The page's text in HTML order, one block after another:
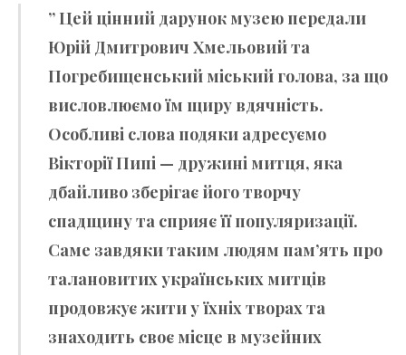
” Цей цінний дарунок музею передали
Юрій Дмитрович Хмельовий та
Погребищенський міський голова, за що
висловлюємо їм щиру вдячність.
Особливі слова подяки адресуємо
Вікторії Пипі — дружині митця, яка
дбайливо зберігає його творчу
спадщину та сприяє її популяризації.
Саме завдяки таким людям пам’ять про
талановитих українських митців
продовжує жити у їхніх творах та
знаходить своє місце в музейних